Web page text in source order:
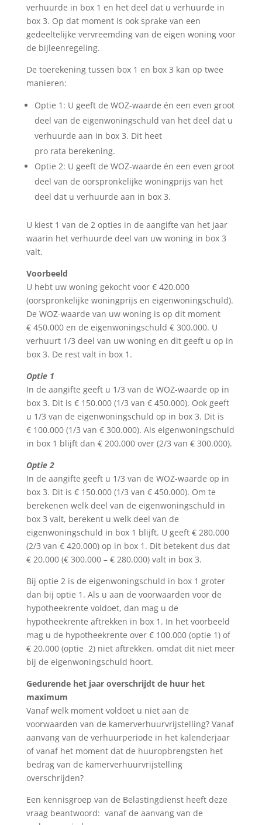
verhuurde in box 1 en het deel dat u verhuurde in
box 3. Op dat moment is ook sprake van een
gedeeltelijke vervreemding van de eigen woning voor
de bijleenregeling.
De toerekening tussen box 1 en box 3 kan op twee
manieren:
Optie 1: U geeft de WOZ-waarde én een even groot
deel van de eigenwoningschuld van het deel dat u
verhuurde aan in box 3. Dit heet
pro rata berekening.
Optie 2: U geeft de WOZ-waarde én een even groot
deel van de oorspronkelijke woningprijs van het
deel dat u verhuurde aan in box 3.
U kiest 1 van de 2 opties in de aangifte van het jaar
waarin het verhuurde deel van uw woning in box 3
valt.
Voorbeeld
U hebt uw woning gekocht voor € 420.000
(oorspronkelijke woningprijs en eigenwoningschuld).
De WOZ-waarde van uw woning is op dit moment
€ 450.000 en de eigenwoningschuld € 300.000. U
verhuurt 1/3 deel van uw woning en dit geeft u op in
box 3. De rest valt in box 1.
Optie 1
In de aangifte geeft u 1/3 van de WOZ-waarde op in
box 3. Dit is € 150.000 (1/3 van € 450.000). Ook geeft
u 1/3 van de eigenwoningschuld op in box 3. Dit is
€ 100.000 (1/3 van € 300.000). Als eigenwoningschuld
in box 1 blijft dan € 200.000 over (2/3 van € 300.000).
Optie 2
In de aangifte geeft u 1/3 van de WOZ-waarde op in
box 3. Dit is € 150.000 (1/3 van € 450.000). Om te
berekenen welk deel van de eigenwoningschuld in
box 3 valt, berekent u welk deel van de
eigenwoningschuld in box 1 blijft. U geeft € 280.000
(2/3 van € 420.000) op in box 1. Dit betekent dus dat
€ 20.000 (€ 300.000 – € 280.000) valt in box 3.
Bij optie 2 is de eigenwoningschuld in box 1 groter
dan bij optie 1. Als u aan de voorwaarden voor de
hypotheekrente voldoet, dan mag u de
hypotheekrente aftrekken in box 1. In het voorbeeld
mag u de hypotheekrente over € 100.000 (optie 1) of
€ 20.000 (optie 2) niet aftrekken, omdat dit niet meer
bij de eigenwoningschuld hoort.
Gedurende het jaar overschrijdt de huur het
maximum
Vanaf welk moment voldoet u niet aan de
voorwaarden van de kamerverhuurvrijstelling? Vanaf
aanvang van de verhuurperiode in het kalenderjaar
of vanaf het moment dat de huuropbrengsten het
bedrag van de kamerverhuurvrijstelling
overschrijden?
Een kennisgroep van de Belastingdienst heeft deze
vraag beantwoord: vanaf de aanvang van de